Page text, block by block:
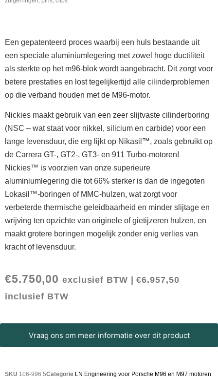
Een gepatenteerd proces waarbij een huls bestaande uit
een speciale aluminiumlegering met zowel hoge ductiliteit
als sterkte op het m96-blok wordt aangebracht. Dit zorgt voor
betere prestaties en lost tegelijkertijd alle cilinderproblemen
op die verband houden met de M96-motor.
Nickies maakt gebruik van een zeer slijtvaste cilinderboring
(NSC – wat staat voor nikkel, silicium en carbide) voor een
lange levensduur, die erg lijkt op Nikasil™, zoals gebruikt op
de Carrera GT-, GT2-, GT3- en 911 Turbo-motoren!
Nickies™ is voorzien van onze superieure
aluminiumlegering die tot 66% sterker is dan de ingegoten
Lokasil™-boringen of MMC-hulzen, wat zorgt voor
verbeterde thermische geleidbaarheid en minder slijtage en
wrijving ten opzichte van originele of gietijzeren hulzen, en
maakt grotere boringen mogelijk zonder enig verlies van
kracht of levensduur.
€5.750,00 exclusief BTW |€6.957,50
inclusief BTW
Vraag ons om meer informatie over dit product
SKU 106-996.5Categorie LN Engineering voor Porsche M96 en M97 motoren